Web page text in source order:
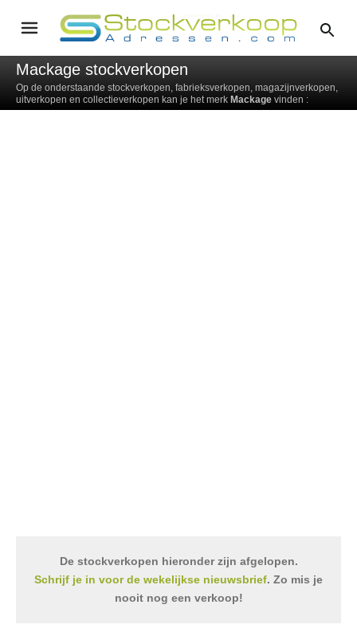
Mackage stockverkopen
Op de onderstaande stockverkopen, fabrieksverkopen, magazijnverkopen,
uitverkopen en collectieverkopen kan je het merk Mackage vinden :
De stockverkopen hieronder zijn afgelopen.
Schrijf je in voor de wekelijkse nieuwsbrief. Zo mis je
nooit nog een verkoop!